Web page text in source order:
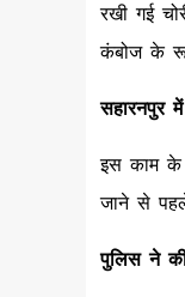
रखी गई
कंबोज के
सहारनपुर
इस काम के
जाने से
पुलिस ने की